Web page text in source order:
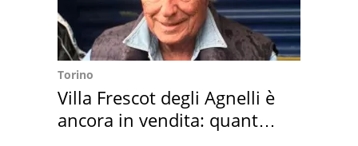
Torino
Villa Frescot degli Agnelli è
ancora in vendita: quanto